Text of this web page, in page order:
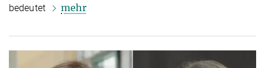
bedeutet
mehr